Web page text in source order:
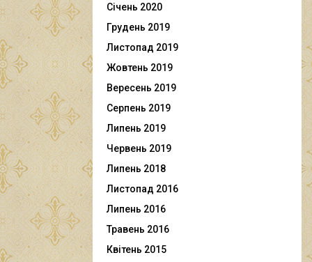
Січень 2020
Грудень 2019
Листопад 2019
Жовтень 2019
Вересень 2019
Серпень 2019
Липень 2019
Червень 2019
Липень 2018
Листопад 2016
Липень 2016
Травень 2016
Квітень 2015